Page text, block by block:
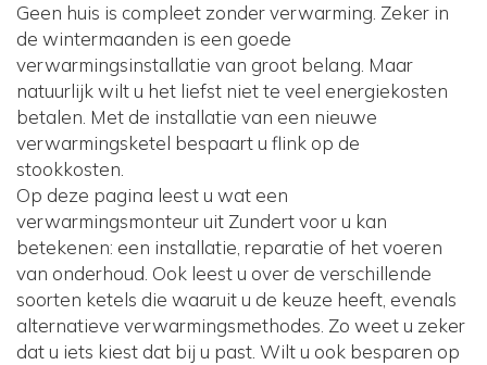
Geen huis is compleet zonder verwarming. Zeker in
de wintermaanden is een goede
verwarmingsinstallatie van groot belang. Maar
natuurlijk wilt u het liefst niet te veel energiekosten
betalen. Met de installatie van een nieuwe
verwarmingsketel bespaart u flink op de
stookkosten.
Op deze pagina leest u wat een
verwarmingsmonteur uit Zundert voor u kan
betekenen: een installatie, reparatie of het voeren
van onderhoud. Ook leest u over de verschillende
soorten ketels die waaruit u de keuze heeft, evenals
alternatieve verwarmingsmethodes. Zo weet u zeker
dat u iets kiest dat bij u past. Wilt u ook besparen op